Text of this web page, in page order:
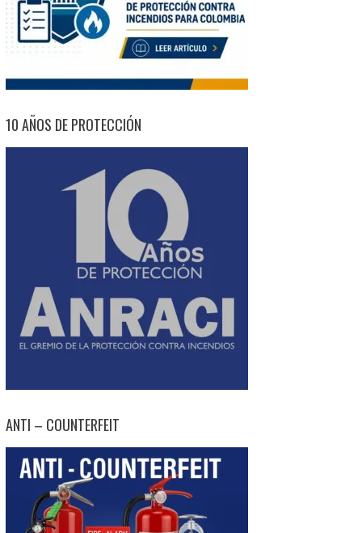
10 AÑOS DE PROTECCIÓN
ANTI – COUNTERFEIT